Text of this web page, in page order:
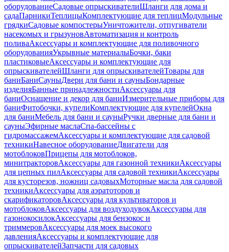
оборудованиеСадовые опрыскивателиШланги для дома и
садаПарникиТеплицыКомплектующие для теплицМодульные
грядкиСадовые компостерыУничтожители, отпугиватели
насекомых и грызуновАвтоматизация и контроль
поливаАксессуары и комплектующие для поливочного
оборудованияУкрывные материалыБочки, баки
пластиковыеАксессуары и комплектующие для
опрыскивателейШланги для опрыскивателейТовары для
баниБаниСауныДвери для бани и сауныБондарные
изделияБанные принадлежностиАксессуары для
баниОснащение и декор для баниИзмерительные приборы для
баниФитобочки, купелиКомплектующие для купелейОкна
для баниМебель для бани и сауныРучки дверные для бани и
сауныЭфирные маслаСпа-бассейны с
гидромассажемАксессуары и комплектующие для садовой
техникиНавесное оборудованиеДвигатели для
мотоблоковПрицепы для мотоблоков,
минитракторовАксессуары для газонной техникиАксессуары
для цепных пилАксессуары для садовой техникиАксессуары
для кусторезов, ножниц садовыхМоторные масла для садовой
техникиАксессуары для аэратоторов и
скарификаторовАксессуары для культиваторов и
мотоблоковАксессуары для воздуходувокАксессуары для
газонокосилокАксессуары для бензокос и
триммеровАксессуары для моек высокого
давленияАксессуары и комплектующие для
опрыскивателейЗапчасти для садовых